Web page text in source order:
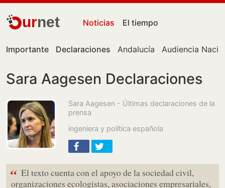
urnet Noticias El tiempo
Importante Declaraciones Andalucía Audiencia
Sara Aagesen Declaraciones
Sara Aagesen - Últimas declaraciones de la
prensa
ingeniera y política española
“ El texto cuenta con el apoyo de la sociedad civil,
organizaciones ecologistas, asociaciones empresariales,